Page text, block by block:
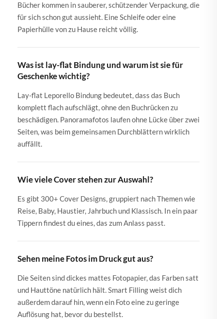
Bücher kommen in sauberer, schützender Verpackung, die
für sich schon gut aussieht. Eine Schleife oder eine
Papierhülle von zu Hause reicht völlig.
Was ist lay-flat Bindung und warum ist sie für
Geschenke wichtig?
Lay-flat Leporello Bindung bedeutet, dass das Buch
komplett flach aufschlägt, ohne den Buchrücken zu
beschädigen. Panoramafotos laufen ohne Lücke über zwei
Seiten, was beim gemeinsamen Durchblättern wirklich
auffällt.
Wie viele Cover stehen zur Auswahl?
Es gibt 300+ Cover Designs, gruppiert nach Themen wie
Reise, Baby, Haustier, Jahrbuch und Klassisch. In ein paar
Tippern findest du eines, das zum Anlass passt.
Sehen meine Fotos im Druck gut aus?
Die Seiten sind dickes mattes Fotopapier, das Farben satt
und Hauttöne natürlich hält. Smart Filling weist dich
außerdem darauf hin, wenn ein Foto eine zu geringe
Auflösung hat, bevor du bestellst.